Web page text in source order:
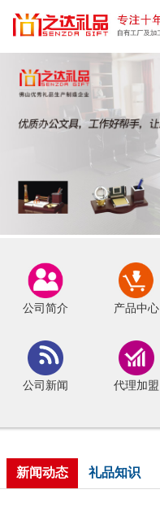
公司简介 产品中心
公司新闻 代理加盟
新闻动态 礼品知识